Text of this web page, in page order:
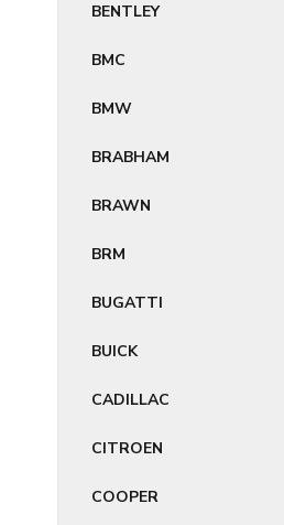
BENTLEY
BMC
BMW
BRABHAM
BRAWN
BRM
BUGATTI
BUICK
CADILLAC
CITROEN
COOPER